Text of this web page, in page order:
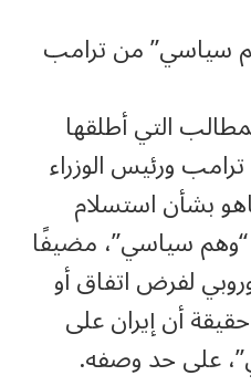
سياسي” من ترامب
التي أطلقها
ورئيس الوزراء
بشأن استسلام
“وهم سياسي”، مضيفًا
لفرض اتفاق أو
أن إيران على
على حد وصفه.